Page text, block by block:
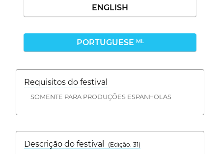
ENGLISH
PORTUGUESE ML
Requisitos do festival
SOMENTE PARA PRODUÇÕES ESPANHOLAS
Descrição do festival
(Edição: 31)